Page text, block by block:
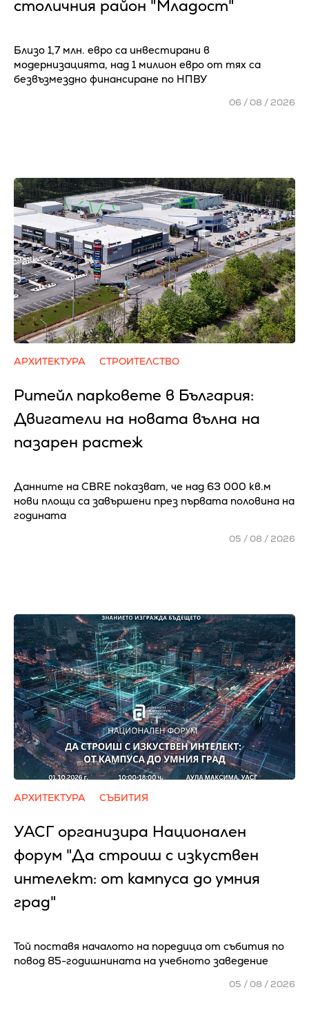
столичния район "Младост"
Близо 1,7 млн. евро са инвестирани в
модернизацията, над 1 милион евро от тях са
безвъзмездно финансиране по НПВУ
06 / 08 / 2026
АРХИТЕКТУРА СТРОИТЕЛСТВО
Ритейл парковете в България:
Двигатели на новата вълна на
пазарен растеж
Данните на CBRE показват, че над 63 000 кв.м
нови площи са завършени през първата половина на
годината
05 / 08 / 2026
АРХИТЕКТУРА СЪБИТИЯ
УАСГ организира Национален
форум "Да строиш с изкуствен
интелект: от кампуса до умния
град"
Той поставя началото на поредица от събития по
повод 85-годишнината на учебното заведение
05 / 08 / 2026